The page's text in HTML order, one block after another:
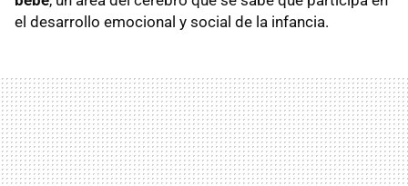
el desarrollo emocional y social de la infancia.